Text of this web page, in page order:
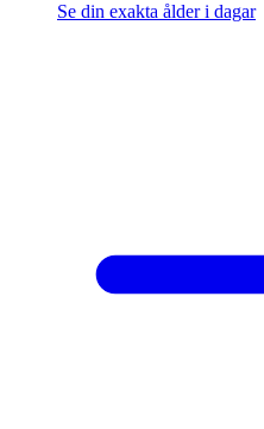
Se din exakta ålder i dagar